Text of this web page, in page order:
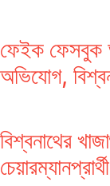
ফেইক ফেসবুক
অভিযোগ,
বিশ্বনাথের